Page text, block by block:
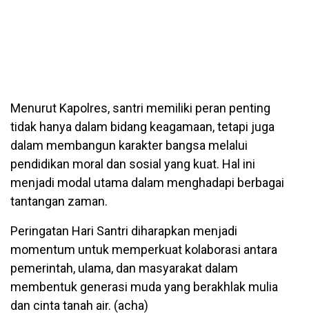
Menurut Kapolres, santri memiliki peran penting
tidak hanya dalam bidang keagamaan, tetapi juga
dalam membangun karakter bangsa melalui
pendidikan moral dan sosial yang kuat. Hal ini
menjadi modal utama dalam menghadapi berbagai
tantangan zaman.
Peringatan Hari Santri diharapkan menjadi
momentum untuk memperkuat kolaborasi antara
pemerintah, ulama, dan masyarakat dalam
membentuk generasi muda yang berakhlak mulia
dan cinta tanah air. (acha)